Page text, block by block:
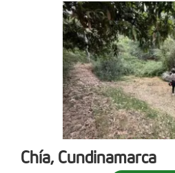
Chía, Cundinamarca